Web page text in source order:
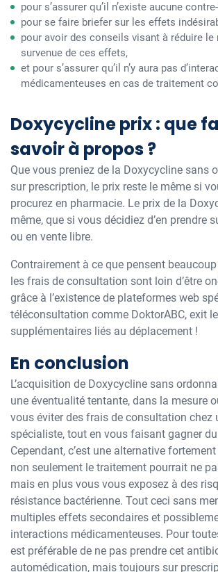
pour s’assurer qu’il n’existe aucune
pour se faire briefer sur les effets
pour avoir des conseils visant à réduire le
survenue de ces effets,
et pour s’assurer qu’il n’y aura pas
médicamenteuses en cas de traitement
Doxycycline prix : que
savoir à propos ?
Que vous preniez de la Doxycycline sans
sur prescription, le prix reste le même si
procurez en pharmacie. Le prix de la
même, que si vous décidiez d’en prendre
ou en vente libre.
Contrairement à ce que pensent
les frais de consultation sont loin d’être
grâce à l’existence de plateformes web
téléconsultation comme DoktorABC, exit
supplémentaires liés au déplacement !
En conclusion
L’acquisition de Doxycycline sans
une éventualité tentante, dans la mesure
vous éviter des frais de consultation chez
spécialiste, tout en vous faisant gagner
Cependant, c’est une alternative
non seulement le traitement pourrait ne
mais en plus vous vous exposez à des
résistance bactérienne. Tout ceci sans
multiples effets secondaires et
interactions médicamenteuses. Pour
est préférable de ne pas prendre cet
automédication, mais toujours sur